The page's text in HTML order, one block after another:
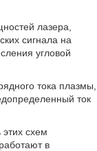
лазера,
сигнала на
угловой
тока плазмы,
ток
этих схем
в